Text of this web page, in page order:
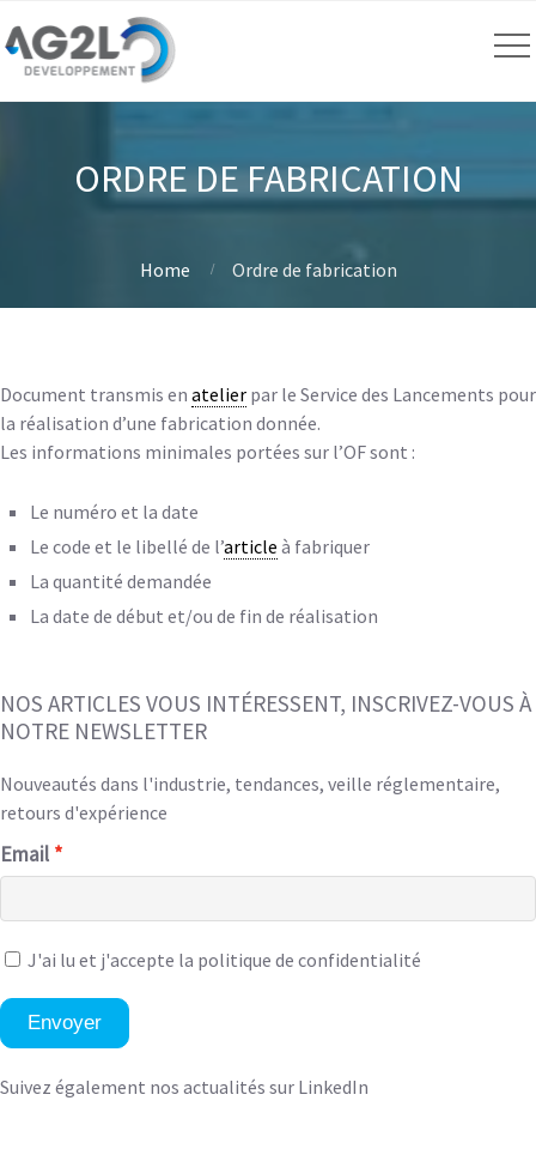
ORDRE DE FABRICATION
Home Ordre de fabrication
Document transmis en atelier par le Service des Lancements pour
la réalisation d’une fabrication donnée.
Les informations minimales portées sur l’OF sont :
Le numéro et la date
Le code et le libellé de l’article à fabriquer
La quantité demandée
La date de début et/ou de fin de réalisation
NOS ARTICLES VOUS INTÉRESSENT, INSCRIVEZ-VOUS À
NOTRE NEWSLETTER
Nouveautés dans l'industrie, tendances, veille réglementaire,
retours d'expérience
Email
J'ai lu et j'accepte la politique de confidentialité
Envoyer
Suivez également nos actualités sur LinkedIn